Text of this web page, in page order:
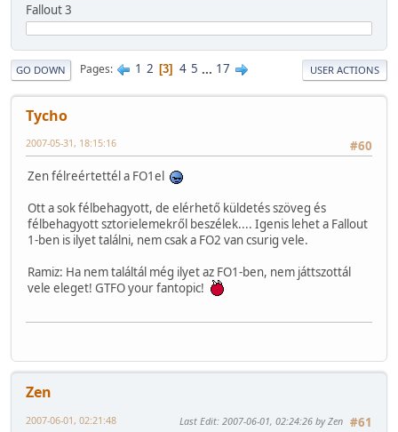
Fallout 3
GO DOWN Pages 1 2 3 4 5 ... 17 USER ACTIONS
Tycho
#60
2007-05-31, 18:15:16
Zen félreértettél a FO1el
Ott a sok félbehagyott, de elérhető küldetés szöveg és
félbehagyott sztorielemekről beszélek.... Igenis lehet a Fallout
1-ben is ilyet találni, nem csak a FO2 van csurig vele.
Ramiz: Ha nem találtál még ilyet az FO1-ben, nem játtszottál
vele eleget! GTFO your fantopic!
Zen
#61
2007-06-01, 02:21:48 Last Edit: 2007-06-01, 02:24:26 by Zen